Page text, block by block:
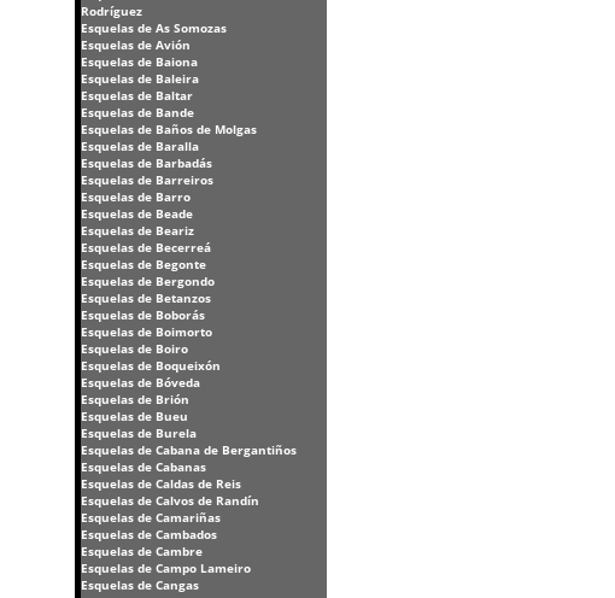
Rodríguez
Esquelas de As Somozas
Esquelas de Avión
Esquelas de Baiona
Esquelas de Baleira
Esquelas de Baltar
Esquelas de Bande
Esquelas de Baños de Molgas
Esquelas de Baralla
Esquelas de Barbadás
Esquelas de Barreiros
Esquelas de Barro
Esquelas de Beade
Esquelas de Beariz
Esquelas de Becerreá
Esquelas de Begonte
Esquelas de Bergondo
Esquelas de Betanzos
Esquelas de Boborás
Esquelas de Boimorto
Esquelas de Boiro
Esquelas de Boqueixón
Esquelas de Bóveda
Esquelas de Brión
Esquelas de Bueu
Esquelas de Burela
Esquelas de Cabana de Bergantiños
Esquelas de Cabanas
Esquelas de Caldas de Reis
Esquelas de Calvos de Randín
Esquelas de Camariñas
Esquelas de Cambados
Esquelas de Cambre
Esquelas de Campo Lameiro
Esquelas de Cangas